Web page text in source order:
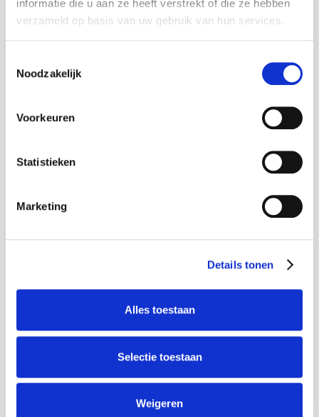
informatie die u aan ze heeft verstrekt of die ze hebben
verzameld op basis van uw gebruik van hun services.
Noodzakelijk
Voorkeuren
Statistieken
Marketing
Details tonen
Alles toestaan
Selectie toestaan
Weigeren
maakt daarbij een onderscheid naar het
gekozen transport: via gegevensdragers
aftappen of leesfouten), via programmatuur en
vernietiging).
nodig is om het informatiesysteem, proces of
denken aan de beheerorganisatie,
onduidelijke gedragscodes, ontbrekende SLA's,
gebrekkig beleid, het ontbreken van